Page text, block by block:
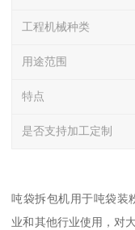
工程机械种类
用途范围
特点
是否支持加工定制
吨袋拆包机用于吨袋装
业和其他行业使用，对